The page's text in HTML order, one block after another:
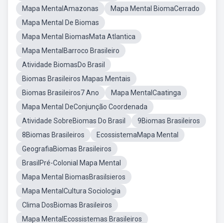
Mapa MentalAmazonas
Mapa Mental BiomaCerrado
Mapa Mental De Biomas
Mapa Mental BiomasMata Atlantica
Mapa MentalBarroco Brasileiro
Atividade BiomasDo Brasil
Biomas Brasileiros Mapas Mentais
Biomas Brasileiros7 Ano
Mapa MentalCaatinga
Mapa Mental DeConjunção Coordenada
Atividade SobreBiomas Do Brasil
9Biomas Brasileiros
8Biomas Brasileiros
EcossistemaMapa Mental
GeografiaBiomas Brasileiros
BrasilPré-Colonial Mapa Mental
Mapa Mental BiomasBrasilsieros
Mapa MentalCultura Sociologia
Clima DosBiomas Brasileiros
Mapa MentalEcossistemas Brasileiros